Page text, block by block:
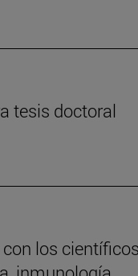
tesis doctoral
los